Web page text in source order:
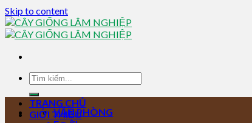
Skip to content
VĂN PHÒNG
TRANG CHỦ
GIỚI THIỆU